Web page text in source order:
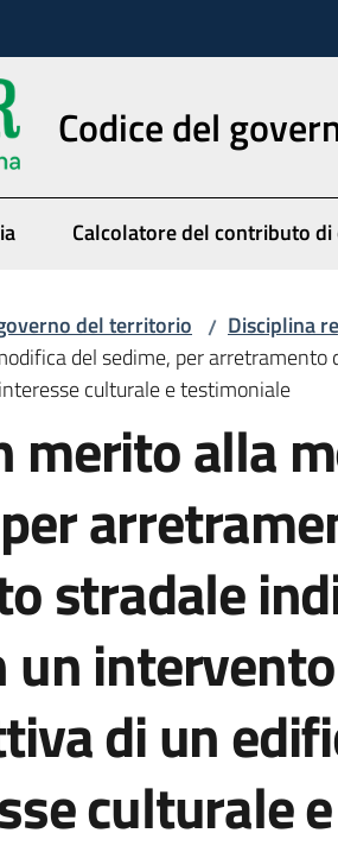
Codice del
Calcolatore del contributo
del territorio / Disciplina
del sedime, per
culturale e testimoniale
merito alla
stradale
un
di un
culturale